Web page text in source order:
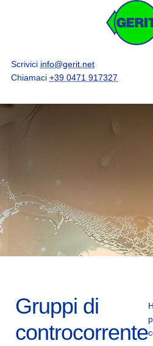
Scrivici info@gerit.net
Chiamaci +39 0471 917327
Gruppi di
controcorrente